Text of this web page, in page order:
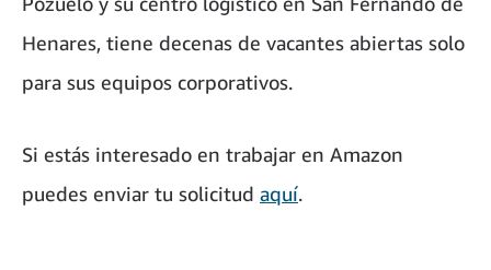
Henares, tiene decenas de vacantes abiertas solo
para sus equipos corporativos.
Si estás interesado en trabajar en Amazon
puedes enviar tu solicitud aquí.